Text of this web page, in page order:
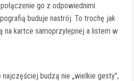
go z odpowiednimi
buduje nastrój. To trochę jak
na kartce samoprzylepnej a listem w
budzą nie „wielkie gesty”,